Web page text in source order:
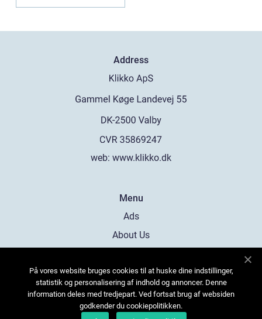
Address
web: www.klikko.dk
Menu
Ads
About Us
Contact
Sitemap
På vores website bruges cookies til at huske dine indstillinger,
statistik og personalisering af indhold og annoncer. Denne
information deles med tredjepart. Ved fortsat brug af websiden
godkender du cookiepolitikken.